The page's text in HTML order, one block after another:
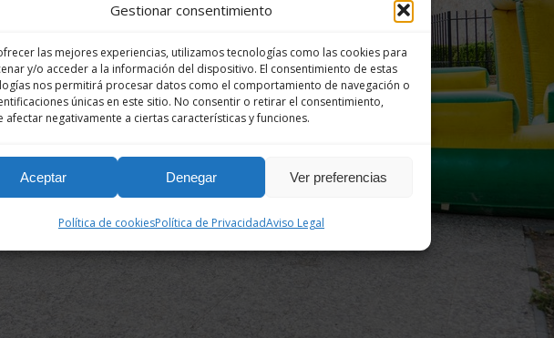
Gestionar consentimiento
las mejores experiencias, utilizamos tecnologías como las cookies para
y/o acceder a la información del dispositivo. El consentimiento de estas
nos permitirá procesar datos como el comportamiento de navegación o
únicas en este sitio. No consentir o retirar el consentimiento,
afectar negativamente a ciertas características y funciones.
Aceptar Denegar Ver preferencias
Política de cookiesPolítica de PrivacidadAviso Legal